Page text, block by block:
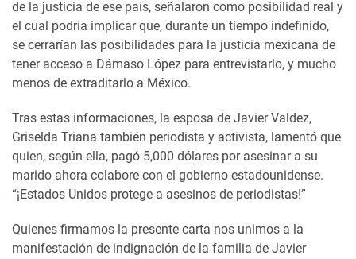
de la justicia de ese país, señalaron como posibilidad real y
el cual podría implicar que, durante un tiempo indefinido,
se cerrarían las posibilidades para la justicia mexicana de
tener acceso a Dámaso López para entrevistarlo, y mucho
menos de extraditarlo a México.
Tras estas informaciones, la esposa de Javier Valdez,
Griselda Triana también periodista y activista, lamentó que
quien, según ella, pagó 5,000 dólares por asesinar a su
marido ahora colabore con el gobierno estadounidense.
“¡Estados Unidos protege a asesinos de periodistas!”
Quienes firmamos la presente carta nos unimos a la
manifestación de indignación de la familia de Javier